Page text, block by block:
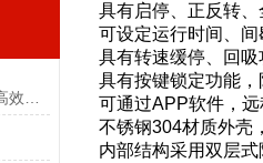
具有启停、正反转
可设定运行时间、
具有转速缓停、回
具有按键锁定功能
可通过APP软件，
不锈钢304材质外壳
内部结构采用双层